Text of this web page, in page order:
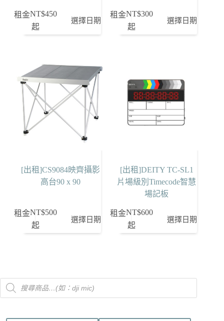
租金NT$450
起
選擇日期
租金NT$300
起
選擇日期
[出租]CS9084映齊攝影
高台90 x 90
租金NT$500
起
選擇日期
[出租]DEITY TC-SL1
片場級別Timecode智慧
場記板
租金NT$600
起
選擇日期
Products
search